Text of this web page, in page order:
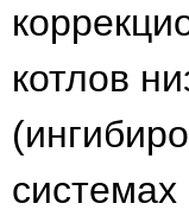
котлов
системах